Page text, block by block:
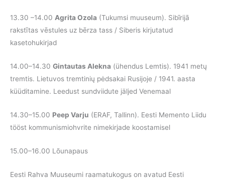
13.30 –14.00 Agrita Ozola (Tukumsi muuseum). Sibīrijā
rakstītas vēstules uz bērza tass / Siberis kirjutatud
kasetohukirjad
14.00–14.30 Gintautas Alekna (ühendus Lemtis). 1941 metų
tremtis. Lietuvos tremtinių pėdsakai Rusijoje / 1941. aasta
küüditamine. Leedust sundviidute jäljed Venemaal
14.30–15.00 Peep Varju (ERAF, Tallinn). Eesti Memento Liidu
tööst kommunismiohvrite nimekirjade koostamisel
15.00–16.00 Lõunapaus
Eesti Rahva Muuseumi raamatukogus on avatud Eesti